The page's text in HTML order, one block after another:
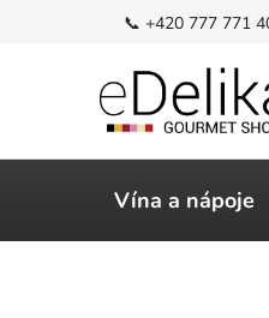
📞 +420 777 771
Vína a nápoje